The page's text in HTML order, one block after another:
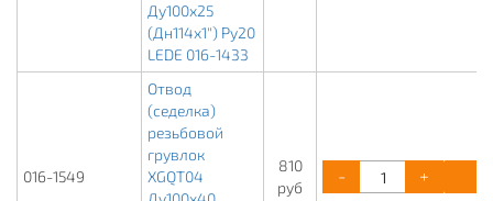
Ду100х25
(Дн114х1") Ру20
LEDE 016-1433
016-1549
Отвод
(седелка)
резьбовой
грувлок
XGQT04
810
руб
- +